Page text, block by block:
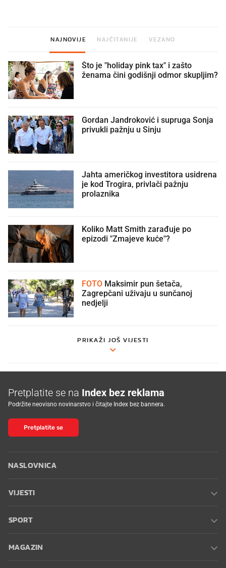
NAJNOVIJE NAJČITANIJE VEZANO
Što je "holiday pink tax" i zašto
ženama čini godišnji odmor skupljim?
Gordan Jandroković i supruga Sonja
privukli pažnju u Sinju
Jahta američkog investitora usidrena
je kod Trogira, privlači pažnju
prolaznika
Koliko Matt Smith zarađuje po
epizodi "Zmajeve kuće"?
FOTO
Zagrepčani uživaju u sunčanoj
nedjelji
PRIKAŽI JOŠ VIJESTI
Pretplatite se na Index bez reklama
Podržite neovisno novinarstvo i čitajte Index bez bannera.
Pretplatite se
NASLOVNICA
VIJESTI
SPORT
MAGAZIN